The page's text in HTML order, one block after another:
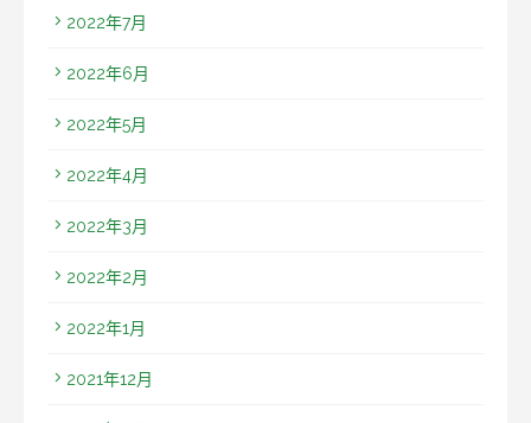
2022年7月
2022年6月
2022年5月
2022年4月
2022年3月
2022年2月
2022年1月
2021年12月